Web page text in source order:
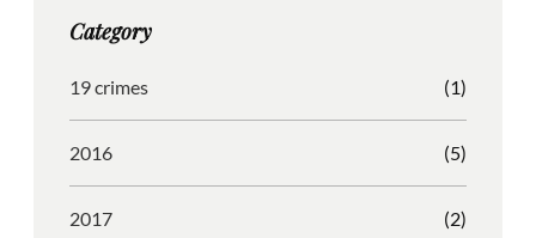
r
m
o
Category
19 crimes (1)
2016 (5)
2017 (2)